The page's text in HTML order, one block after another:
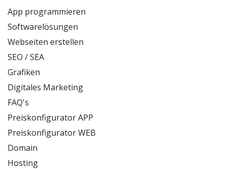
App programmieren
Softwarelösungen
Webseiten erstellen
SEO / SEA
Grafiken
Digitales Marketing
FAQ's
Preiskonfigurator APP
Preiskonfigurator WEB
Domain
Hosting